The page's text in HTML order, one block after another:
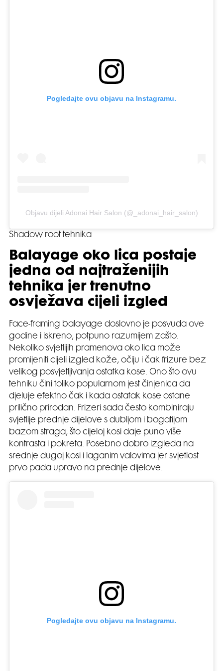
Pogledajte ovu objavu na Instagramu.
Objavu dijeli Adonai Hair Salon (@_adonai_hair_salon)
Shadow root tehnika
Balayage oko lica postaje
jedna od najtraženijih
tehnika jer trenutno
osvježava cijeli izgled
Face-framing balayage doslovno je posvuda ove
godine i iskreno, potpuno razumijem zašto.
Nekoliko svjetlijih pramenova oko lica može
promijeniti cijeli izgled kože, očiju i čak frizure bez
velikog posvjetljivanja ostatka kose. Ono što ovu
tehniku čini toliko popularnom jest činjenica da
djeluje efektno čak i kada ostatak kose ostane
prilično prirodan. Frizeri sada često kombiniraju
svjetlije prednje dijelove s dubljom i bogatijom
bazom straga, što cijeloj kosi daje puno više
kontrasta i pokreta. Posebno dobro izgleda na
srednje dugoj kosi i laganim valovima jer svjetlost
prvo pada upravo na prednje dijelove.
Pogledajte ovu objavu na Instagramu.